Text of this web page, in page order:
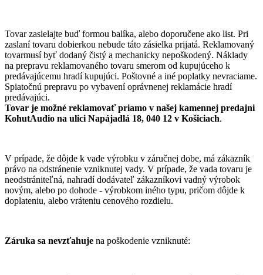
Tovar zasielajte buď formou balíka, alebo doporučene ako list. Pri
zaslaní tovaru dobierkou nebude táto zásielka prijatá. Reklamovaný
tovarmusí byť dodaný čistý a mechanicky nepoškodený. Náklady
na prepravu reklamovaného tovaru smerom od kupujúceho k
predávajúcemu hradí kupujúci. Poštovné a iné poplatky nevraciame.
Spiatočnú prepravu po vybavení oprávnenej reklamácie hradí
predávajúci.
Tovar je možné reklamovať priamo v našej kamennej predajni
KohutAudio na ulici Napájadlá 18, 040 12 v Košiciach.
V prípade, že dôjde k vade výrobku v záručnej dobe, má zákazník
právo na odstránenie vzniknutej vady. V prípade, že vada tovaru je
neodstrániteľná, nahradí dodávateľ zákazníkovi vadný výrobok
novým, alebo po dohode - výrobkom iného typu, pričom dôjde k
doplateniu, alebo vráteniu cenového rozdielu.
Záruka sa nevzťahuje na poškodenie vzniknuté: